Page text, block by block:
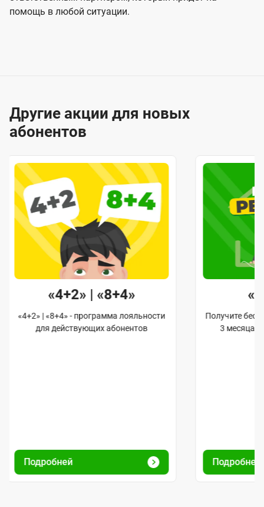
помощь в любой ситуации.
Другие акции для новых
абонентов
«4+2» | «8+4»
«4+2» | «8+4» - программа лояльности
для действующих абонентов
Подробней
Получите
3 месяца
Подробней